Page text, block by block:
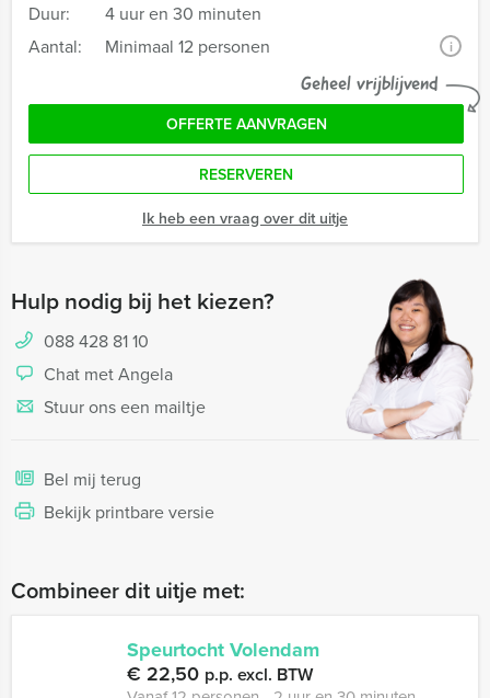
Duur:
4 uur en 30 minuten
Aantal:
Minimaal 12 personen i
Geheel vrijblijvend
OFFERTE AANVRAGEN
RESERVEREN
Ik heb een vraag over dit uitje
Hulp nodig bij het kiezen?
088 428 81 10
Chat met Angela
Stuur ons een mailtje
Bel mij terug
Bekijk printbare versie
Combineer dit uitje met:
Speurtocht Volendam
€ 22,50 p.p. excl. BTW